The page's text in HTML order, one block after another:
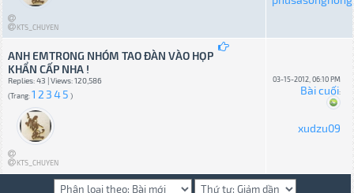
KTS_CHUYEN
ANH EMTRONG NHÓM TAO ĐÀN VÀO HỌP
KHẨN CẤP NHA !
Replies: 43 | Views: 120,586
(Trang:1 2 3 4 5 )
KTS_CHUYEN
03-15-2012, 06:10 PM
Bài cuối:
xudzu09